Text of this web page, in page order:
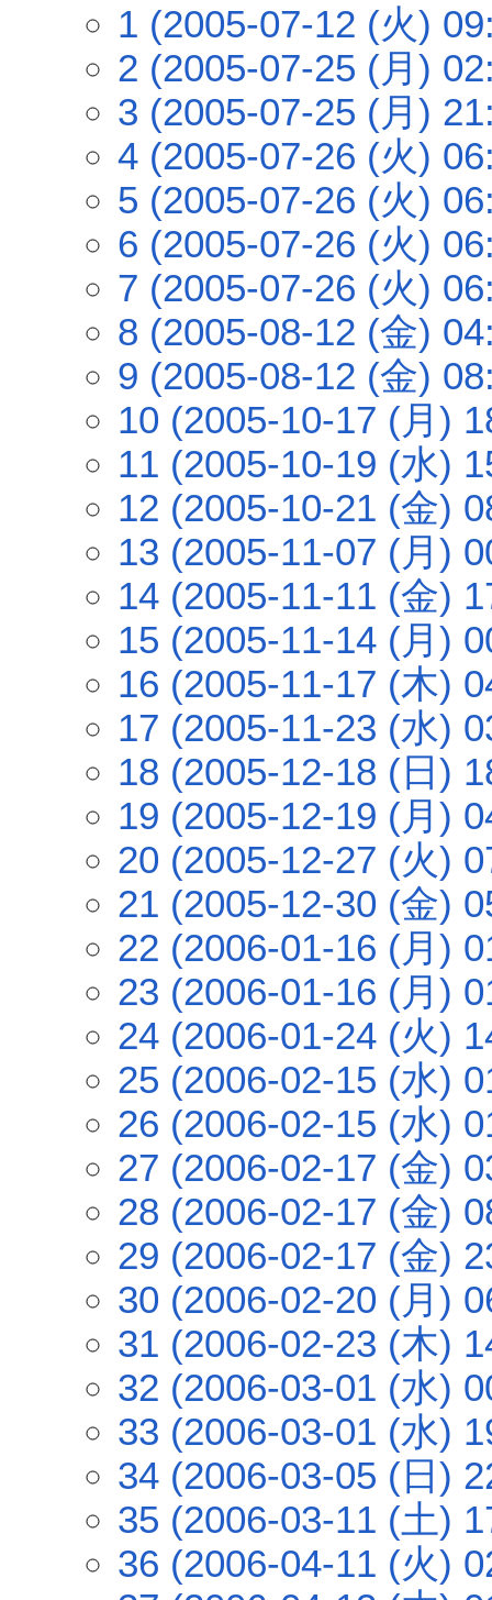
1 (2005-07-12 (火)
2 (2005-07-25 (月)
3 (2005-07-25 (月)
4 (2005-07-26 (火)
5 (2005-07-26 (火)
6 (2005-07-26 (火)
7 (2005-07-26 (火)
8 (2005-08-12 (金)
9 (2005-08-12 (金)
10 (2005-10-17 (月)
11 (2005-10-19 (水)
12 (2005-10-21 (金)
13 (2005-11-07 (月)
14 (2005-11-11 (金)
15 (2005-11-14 (月)
16 (2005-11-17 (木)
17 (2005-11-23 (水)
18 (2005-12-18 (日)
19 (2005-12-19 (月)
20 (2005-12-27 (火)
21 (2005-12-30 (金)
22 (2006-01-16 (月)
23 (2006-01-16 (月)
24 (2006-01-24 (火)
25 (2006-02-15 (水)
26 (2006-02-15 (水)
27 (2006-02-17 (金)
28 (2006-02-17 (金)
29 (2006-02-17 (金)
30 (2006-02-20 (月)
31 (2006-02-23 (木)
32 (2006-03-01 (水)
33 (2006-03-01 (水)
34 (2006-03-05 (日)
35 (2006-03-11 (土)
36 (2006-04-11 (火)